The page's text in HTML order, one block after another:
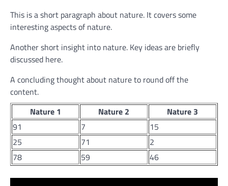
This is a short paragraph about nature. It covers some
interesting aspects of nature.
Another short insight into nature. Key ideas are briefly
discussed here.
A concluding thought about nature to round off the
content.
Nature 1
Nature 2
Nature 3
91
7
15
25
71
2
78
59 46